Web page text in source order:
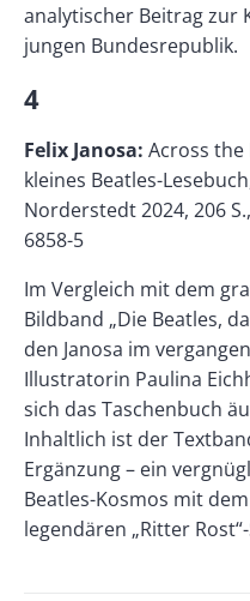
analytischer Beitrag zur
jungen Bundesrepublik.
4
Felix Janosa: Across the
kleines Beatles-
Norderstedt 2024, 206
6858-5
Im Vergleich mit dem
Bildband „Die Beatles,
den Janosa im
Illustratorin Paulina
sich das Taschenbuch
Inhaltlich ist der
Ergänzung – ein
Beatles-Kosmos mit
legendären „Ritter